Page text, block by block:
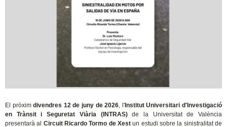
El pròximdivendres 12 de juny de 2026, l'Institut Universitari d'Investigació
en Trànsit i Seguretat Viària (INTRAS)de la Universitat de València
presentarà al Circuit Ricardo Tormo de Xest un estudi sobre la sinistralitat de